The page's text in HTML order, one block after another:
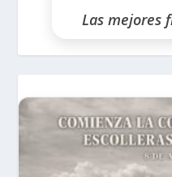
Las mejores